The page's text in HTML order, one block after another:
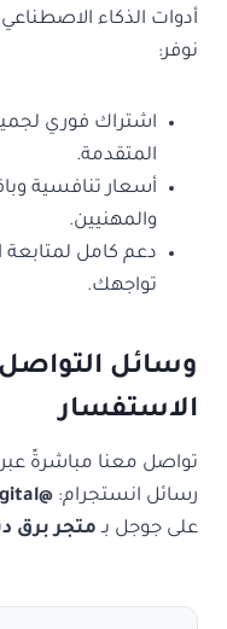
نوفر:
اشتراك فوري
المتقدمة.
أسعار تنافسية
والمهنيين.
دعم كامل
تواجهك.
وسائل
الاستفسار
تواصل معنا مباشرةً
رسائل انستجرام: @barq.digital
على جوجل بـ متجر برق